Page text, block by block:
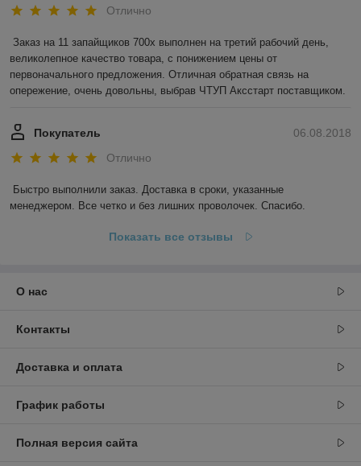
Отлично
Заказ на 11 запайщиков 700х выполнен на третий рабочий день,
великолепное качество товара, с понижением цены от
первоначального предложения. Отличная обратная связь на
опережение, очень довольны, выбрав ЧТУП Аксстарт поставщиком.
06.08.2018
Покупатель
Отлично
Быстро выполнили заказ. Доставка в сроки, указанные
менеджером. Все четко и без лишних проволочек. Спасибо.
Показать все отзывы
О нас
Контакты
Доставка и оплата
График работы
Полная версия сайта